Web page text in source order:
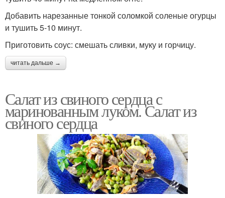
Добавить нарезанные тонкой соломкой соленые огурцы
и тушить 5-10 минут.
Приготовить соус: смешать сливки, муку и горчицу.
читать дальше →
Салат из свиного сердца с
маринованным луком. Салат из
свиного сердца